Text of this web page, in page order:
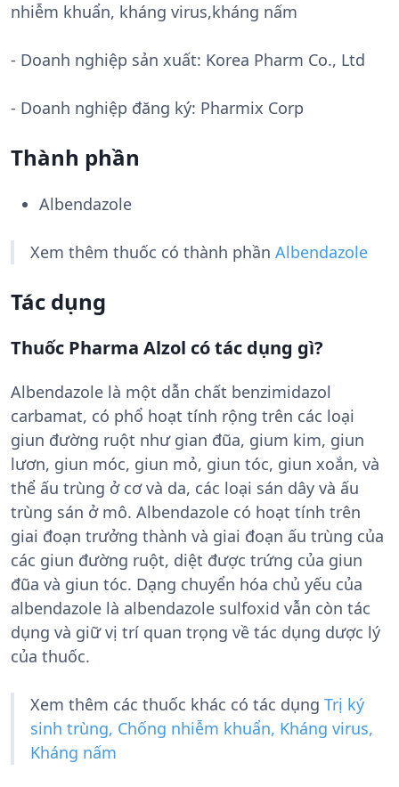
nhiễm khuẩn, kháng virus,kháng nấm
- Doanh nghiệp sản xuất: Korea Pharm Co., Ltd
- Doanh nghiệp đăng ký: Pharmix Corp
Thành phần
Albendazole
Xem thêm thuốc có thành phần Albendazole
Tác dụng
Thuốc Pharma Alzol có tác dụng gì?
Albendazole là một dẫn chất benzimidazol
carbamat, có phổ hoạt tính rộng trên các loại
giun đường ruột như gian đũa, gium kim, giun
lươn, giun móc, giun mỏ, giun tóc, giun xoắn, và
thể ấu trùng ở cơ và da, các loại sán dây và ấu
trùng sán ở mô. Albendazole có hoạt tính trên
giai đoạn trưởng thành và giai đoạn ấu trùng của
các giun đường ruột, diệt được trứng của giun
đũa và giun tóc. Dạng chuyển hóa chủ yếu của
albendazole là albendazole sulfoxid vẫn còn tác
dụng và giữ vị trí quan trọng về tác dụng dược lý
của thuốc.
Xem thêm các thuốc khác có tác dụng Trị ký
sinh trùng, Chống nhiễm khuẩn, Kháng virus,
Kháng nấm